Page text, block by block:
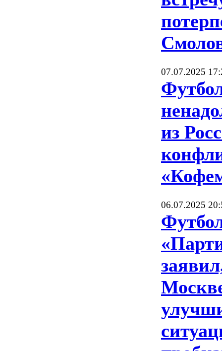
07.07.2025
из
06.07.2025